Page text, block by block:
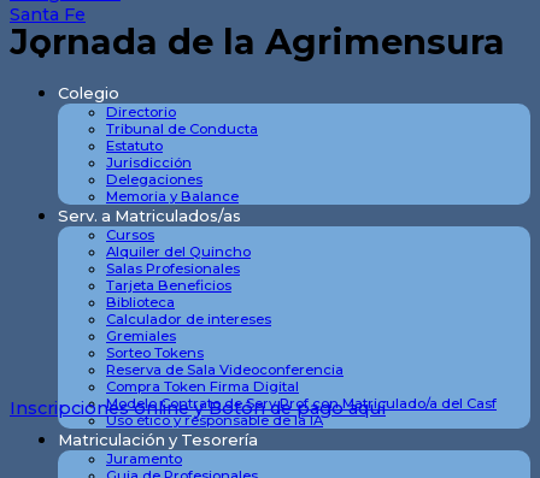
Colegio
Directorio
Tribunal de Conducta
Estatuto
Jurisdicción
Delegaciones
Memoria y Balance
Serv. a Matriculados/as
Cursos
Alquiler del Quincho
Salas Profesionales
Tarjeta Beneficios
Biblioteca
Calculador de intereses
Gremiales
Sorteo Tokens
Reserva de Sala Videoconferencia
Compra Token Firma Digital
Modelo Contrato de Serv Prof con Matriculado/a del Casf
Uso ético y responsable de la IA
Matriculación y Tesorería
Juramento
Jornada de la Agrimensura
Inscripciones online y Botón de pago aquí